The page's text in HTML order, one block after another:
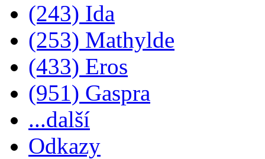
(243) Ida
(253) Mathylde
(433) Eros
(951) Gaspra
...další
Odkazy